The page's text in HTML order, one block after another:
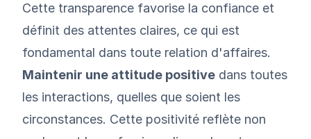
Cette transparence favorise la confiance et
définit des attentes claires, ce qui est
fondamental dans toute relation d'affaires.
Maintenir une attitude positive dans toutes
les interactions, quelles que soient les
circonstances. Cette positivité reflète non